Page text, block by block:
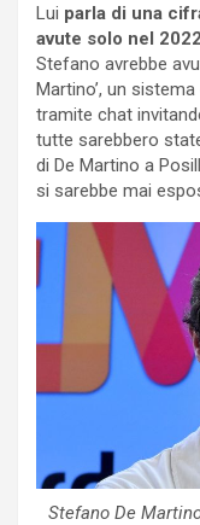
Lui parla di una
avute solo nel
Stefano avrebbe
Martino’, un
tramite chat
tutte sarebbero
di De Martino a
si sarebbe mai
Stefano De